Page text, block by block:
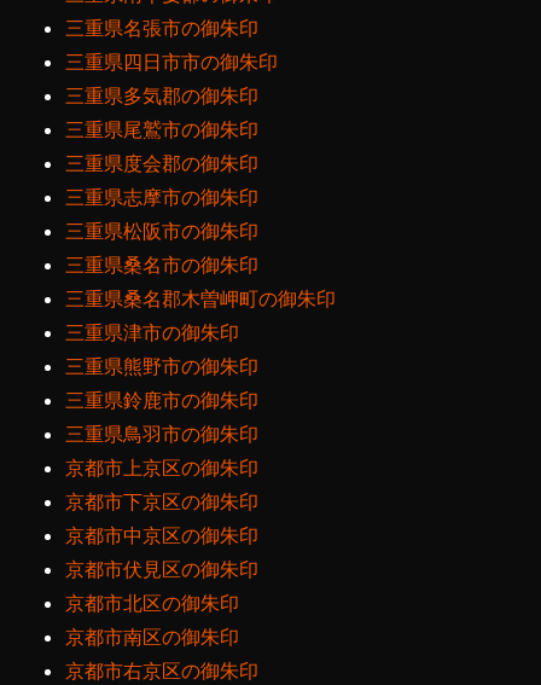
三重県名張市の御朱印
三重県四日市市の御朱印
三重県多気郡の御朱印
三重県尾鷲市の御朱印
三重県度会郡の御朱印
三重県志摩市の御朱印
三重県松阪市の御朱印
三重県桑名市の御朱印
三重県桑名郡木曽岬町の御朱印
三重県津市の御朱印
三重県熊野市の御朱印
三重県鈴鹿市の御朱印
三重県鳥羽市の御朱印
京都市上京区の御朱印
京都市下京区の御朱印
京都市中京区の御朱印
京都市伏見区の御朱印
京都市北区の御朱印
京都市南区の御朱印
京都市右京区の御朱印